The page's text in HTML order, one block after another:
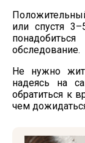
или спустя
обследование.
Не нужно
надеясь на
обратиться к
чем